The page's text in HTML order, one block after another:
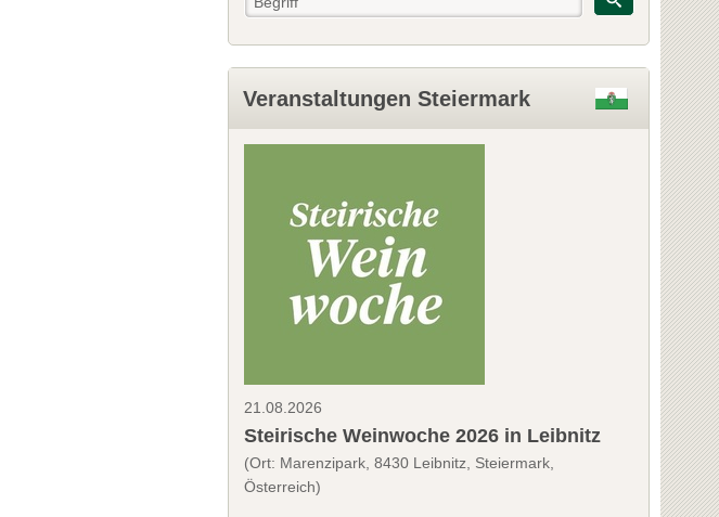
Veranstaltungen Steiermark
21.08.2026
Steirische Weinwoche 2026 in Leibnitz
(Ort: Marenzipark, 8430 Leibnitz, Steiermark,
Österreich)